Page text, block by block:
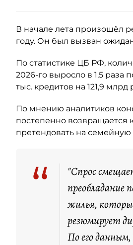
В начале лета произошёл
году. Он был вызван
По статистике ЦБ РФ,
2026-го выросло в 1,5
тыс. кредитов на 121,9 млрд
По мнению аналитиков
постепенно возвращается
претендовать на семейную
“
"Спрос
преобладание
жилья,
резюмирует
По его